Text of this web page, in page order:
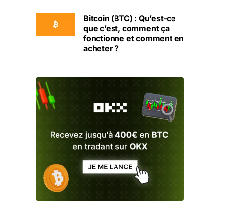
Bitcoin (BTC) : Qu’est-ce
que c’est, comment ça
fonctionne et comment en
acheter ?